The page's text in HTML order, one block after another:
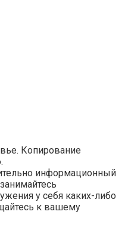
Копирование
информационный
у себя каких-либо
к вашему